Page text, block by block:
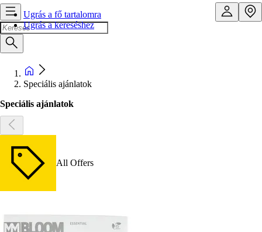
Ugrás a fő tartalomra
Ugrás a kereséshez
Speciális ajánlatok
Speciális ajánlatok
All Offers